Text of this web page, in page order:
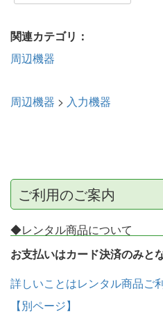
関連カテゴリ：
周辺機器
周辺機器 > 入力機器
ご利用のご案内
◆レンタル商品について
お支払いはカード決済のみと
詳しいことはレンタル商品ご
【別ページ】